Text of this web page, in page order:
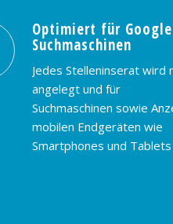
Optimiert für
Suchmaschinen
Jedes Stelleninserat wird
angelegt und für
Suchmaschinen sowie
mobilen Endgeräten wie
Smartphones und